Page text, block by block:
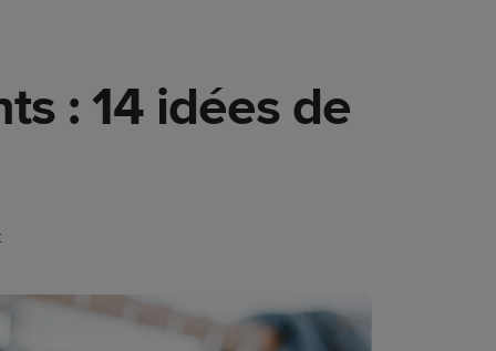
: 14 idées de